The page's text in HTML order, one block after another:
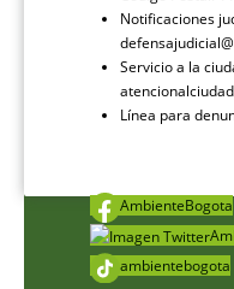
Notificaciones
Servicio a la
Línea para
AmbienteBogota
ambientebogota